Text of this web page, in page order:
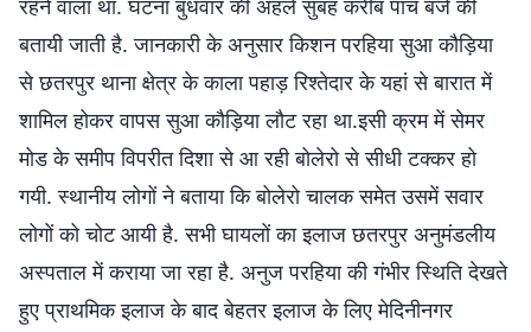
रहने वाला था. घटना बुधवार की अहले सुबह करीब पांच बजे की
बतायी जाती है. जानकारी के अनुसार किशन परहिया सुआ कौड़िया
से छतरपुर थाना क्षेत्र के काला पहाड़ रिश्तेदार के यहां से बारात में
शामिल होकर वापस सुआ कौड़िया लौट रहा था.इसी क्रम में सेमर
मोड के समीप विपरीत दिशा से आ रही बोलेरो से सीधी टक्कर हो
गयी. स्थानीय लोगों ने बताया कि बोलेरो चालक समेत उसमें सवार
लोगों को चोट आयी है. सभी घायलों का इलाज छतरपुर अनुमंडलीय
अस्पताल में कराया जा रहा है. अनुज परहिया की गंभीर स्थिति देखते
हुए प्राथमिक इलाज के बाद बेहतर इलाज के लिए मेदिनीनगर